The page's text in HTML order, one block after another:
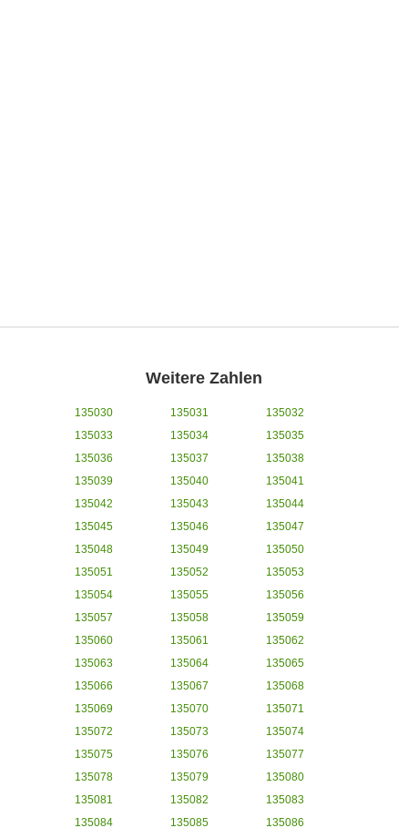
Weitere Zahlen
135030 135031
135032
135033
135034
135035
135036
135037
135038
135039
135040
135041
135042
135043
135044
135045
135046
135047
135048
135049
135050
135051
135052
135053
135054
135055
135056
135057
135058
135059
135060
135061
135062
135063
135064
135065
135066
135067
135068
135069
135070
135071
135072
135073
135074
135075
135076
135077
135078
135079
135080
135081
135082
135083
135084
135085
135086